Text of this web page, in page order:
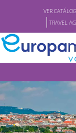
VER
TRAVEL